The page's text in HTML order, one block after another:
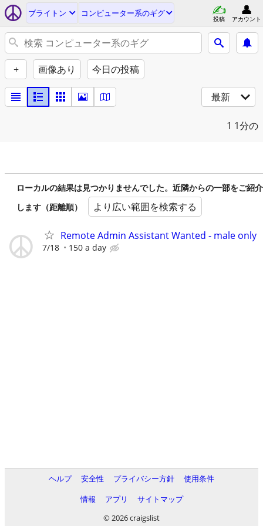
ブライトン コンピューター系のギグ
投稿 アカウント
+ 画像あり 今日の投稿
最新
1 1分の
ローカルの結果は見つかりませんでした。近隣からの一部をご紹介
します（距離順）
より広い範囲を検索する
Remote Admin Assistant Wanted - male only
7/18 150 a day
ヘルプ 安全性 プライバシー方針
使用条件
情報
アプリ
サイトマップ
© 2026 craigslist